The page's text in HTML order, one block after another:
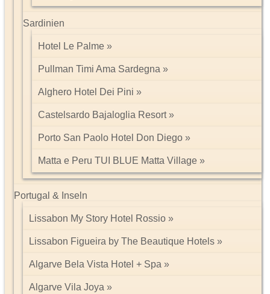
Sardinien
Hotel Le Palme
Pullman Timi Ama Sardegna
Alghero Hotel Dei Pini
Castelsardo Bajaloglia Resort
Porto San Paolo Hotel Don Diego
Matta e Peru TUI BLUE Matta Village
Portugal & Inseln
Lissabon My Story Hotel Rossio
Lissabon Figueira by The Beautique Hotels
Algarve Bela Vista Hotel + Spa
Algarve Vila Joya